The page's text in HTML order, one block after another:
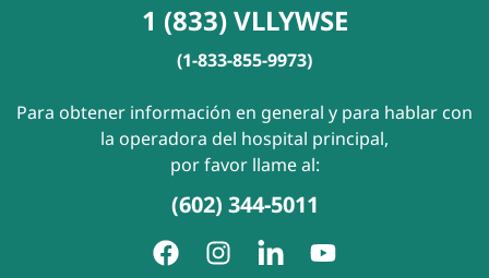
1 (833) VLLYWSE
(1-833-855-9973)
Para obtener información en general y para hablar con
la operadora del hospital principal,
por favor llame al:
(602) 344-5011